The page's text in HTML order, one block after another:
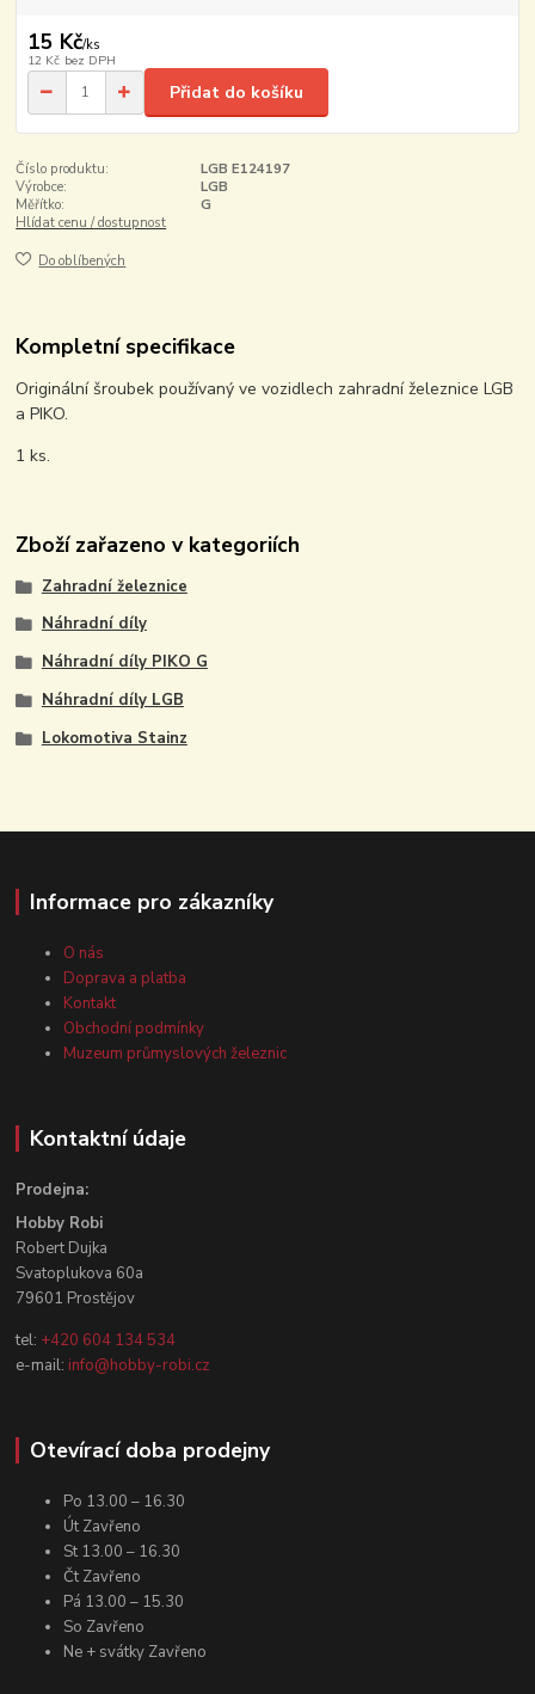
15 Kč/ks
12 Kč bez DPH
Přidat do košíku
Číslo produktu:
LGB E124197
Výrobce:
LGB
Měřítko:
G
Hlídat cenu / dostupnost
Do oblíbených
Kompletní specifikace
Originální šroubek používaný ve vozidlech zahradní železnice LGB
a PIKO.
1 ks.
Zboží zařazeno v kategoriích
Zahradní železnice
Náhradní díly
Náhradní díly PIKO G
Náhradní díly LGB
Lokomotiva Stainz
Informace pro zákazníky
O nás
Doprava a platba
Kontakt
Obchodní podmínky
Muzeum průmyslových železnic
Kontaktní údaje
Prodejna:
Hobby Robi
Robert Dujka
Svatoplukova 60a
79601 Prostějov
tel: +420 604 134 534
e-mail: info@hobby-robi.cz
Otevírací doba prodejny
Po 13.00 – 16.30
Út Zavřeno
St 13.00 – 16.30
Čt Zavřeno
Pá 13.00 – 15.30
So Zavřeno
Ne + svátky Zavřeno